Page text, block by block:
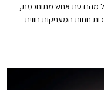
מהנדסת אנוש מתוחכמת,
נוחות המעניקות חווית